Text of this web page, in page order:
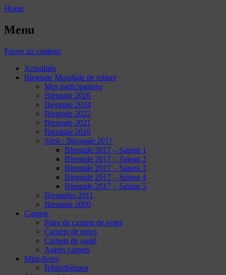
Home
Menu
Passer au contenu
Actualités
Biennale Mondiale de reliure
Mes participations
Biennale 2026
Biennale 2024
Biennale 2022
Biennale 2021
Biennale 2019
Série : Biennale 2017
Biennale 2017 – Saison 1
Biennale 2017 – Saison 2
Biennale 2017 – Saison 3
Biennale 2017 – Saison 4
Biennale 2017 – Saison 5
Biennales 2011
Biennale 2009
Carnets
Paire de carnets de notes
Carnets de notes
Carnets de santé
Autres carnets
Mini-livres
Bibliothèques